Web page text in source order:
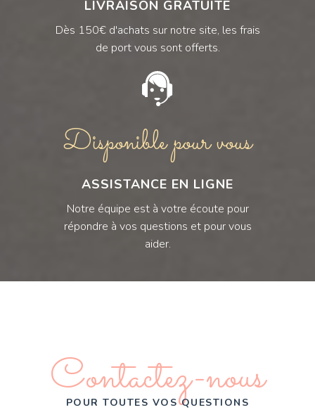
LIVRAISON GRATUITE
Dès 150€ d'achats sur notre site, les frais
de port vous sont offerts.
Disponible pour vous
ASSISTANCE EN LIGNE
Notre équipe est à votre écoute pour
répondre à vos questions et pour vous
aider.
Contactez-nous
POUR TOUTES VOS QUESTIONS